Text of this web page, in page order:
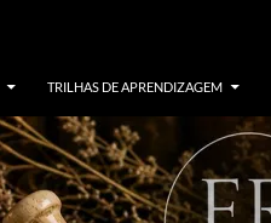
TRILHAS DE APRENDIZAGEM